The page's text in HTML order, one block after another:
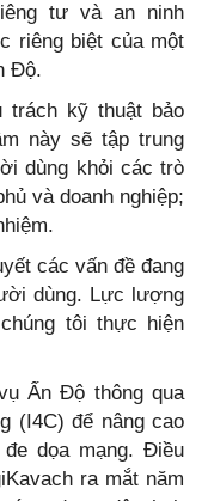
tư và an ninh
riêng biệt của một
Độ.
trách kỹ thuật bảo
này sẽ tập trung
dùng khỏi các trò
và doanh nghiệp;
các vấn đề đang
dùng. Lực lượng
tôi thực hiện
Ấn Độ thông qua
(I4C) để nâng cao
dọa mạng. Điều
ra mắt năm